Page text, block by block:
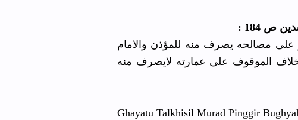
ص 184 :
يصرف منه للمؤذن والامام
الموقوف على عمارته لايصرف منه
Ghayatu Talkhisil Murad Pinggir